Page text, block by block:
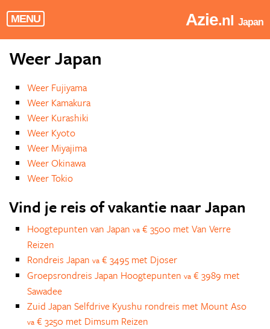
MENU Azie.nl Japan
Weer Japan
Weer Fujiyama
Weer Kamakura
Weer Kurashiki
Weer Kyoto
Weer Miyajima
Weer Okinawa
Weer Tokio
Vind je reis of vakantie naar Japan
Hoogtepunten van Japan va € 3500 met Van Verre
Reizen
Rondreis Japan va € 3495 met Djoser
Groepsrondreis Japan Hoogtepunten va € 3989 met
Sawadee
Zuid Japan Selfdrive Kyushu rondreis met Mount Aso
va € 3250 met Dimsum Reizen